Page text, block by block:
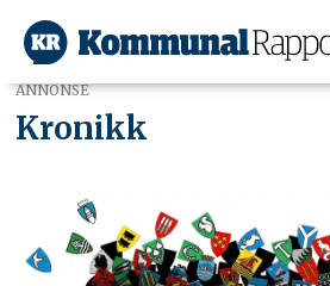
ANNONSE
Kronikk